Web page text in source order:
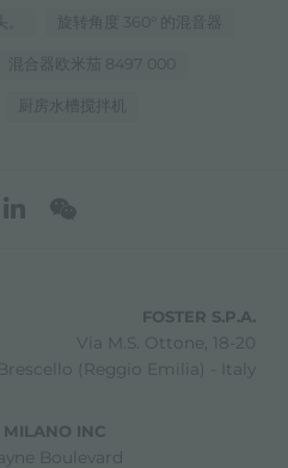
旋转角度 360° 的混音器
混合器欧米茄 8497 000
厨房水槽搅拌机
FOSTER S.P.A.
Via M.S. Ottone, 18-20
(Reggio Emilia) - Italy
MILANO INC
Boulevard